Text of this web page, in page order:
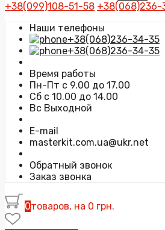
+38(099)108-51-58 +38(068)236-
Наши телефоны
+38(068)236-34-35
+38(068)236-34-35
Время работы
Пн-Пт с 9.00 до 17.00
Сб с 10.00 до 14.00
Вс Выходной
E-mail
masterkit.com.ua@ukr.net
Обратный звонок
Заказ звонка
0товаров, на 0 грн.